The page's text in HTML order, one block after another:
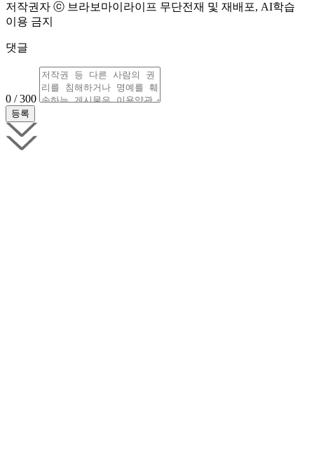
저작권자 ⓒ 브라보마이라이프 무단전재 및 재배포, AI학습
이용 금지
댓글
0 / 300